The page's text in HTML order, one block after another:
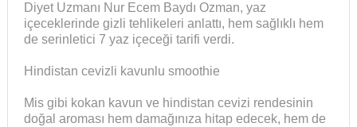
Diyet Uzmanı Nur Ecem Baydı Ozman, yaz
içeceklerinde gizli tehlikeleri anlattı, hem sağlıklı hem
de serinletici 7 yaz içeceği tarifi verdi.
Hindistan cevizli kavunlu smoothie
Mis gibi kokan kavun ve hindistan cevizi rendesinin
doğal aroması hem damağınıza hitap edecek, hem de